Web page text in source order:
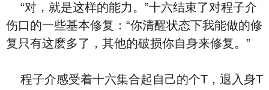
“对，就是这样的能力。”十六结束了对程子介
伤口的一些基本修复：“你清醒状态下我能做的修
复只有这麽多了，其他的破损你自身来修复。”
程子介感受着十六集合起自己的个T，退入身T